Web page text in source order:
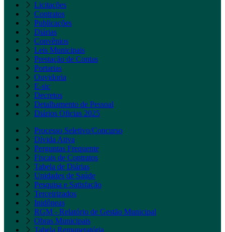
Licitações
Contratos
Publicações
Diárias
Convênios
Leis Municipais
Prestação de Contas
Portarias
Ouvidoria
E-sic
Decretos
Detalhamento de Pessoal
Diários Oficias 2025
Processo Seletivo/Concurso
Dívida Ativa
Perguntas Frequente
Fiscais de Contratos
Tabela de Diárias
Unidades de Saúde
Pesquisa e Satisfação
Terceirizados
Inidôneas
RGM - Relatório de Gestão Municipal
Obras Municipais
Tabela Remuneratória